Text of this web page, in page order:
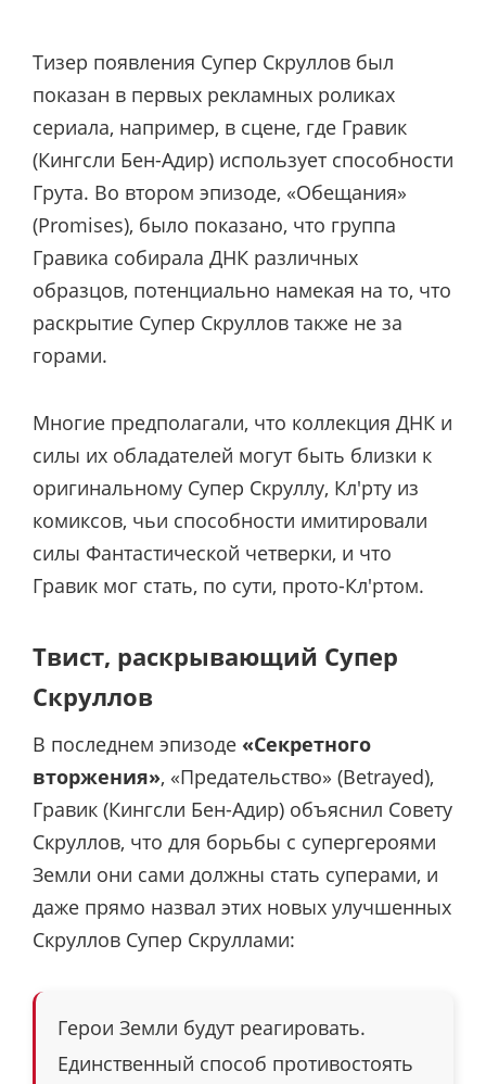
Тизер появления Супер Скруллов был
показан в первых рекламных роликах
сериала, например, в сцене, где Гравик
(Кингсли Бен-Адир) использует способности
Грута. Во втором эпизоде, «Обещания»
(Promises), было показано, что группа
Гравика собирала ДНК различных
образцов, потенциально намекая на то, что
раскрытие Супер Скруллов также не за
горами.
Многие предполагали, что коллекция ДНК и
силы их обладателей могут быть близки к
оригинальному Супер Скруллу, Кл'рту из
комиксов, чьи способности имитировали
силы Фантастической четверки, и что
Гравик мог стать, по сути, прото-Кл'ртом.
Твист, раскрывающий Супер
Скруллов
В последнем эпизоде «Секретного
вторжения», «Предательство» (Betrayed),
Гравик (Кингсли Бен-Адир) объяснил Совету
Скруллов, что для борьбы с супергероями
Земли они сами должны стать суперами, и
даже прямо назвал этих новых улучшенных
Скруллов Супер Скруллами:
Герои Земли будут реагировать.
Единственный способ противостоять